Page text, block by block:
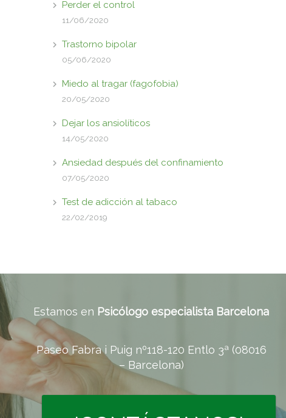
Perder el control
11/06/2020
Trastorno bipolar
05/06/2020
Miedo al tragar (fagofobia)
20/05/2020
Dejar los ansiolíticos
14/05/2020
Ansiedad después del confinamiento
07/05/2020
Test de adicción al tabaco
22/02/2019
Estamos en Psicólogo especialista Barcelona
Paseo Fabra i Puig nº118-120 Entlo 3ª (08016
– Barcelona)